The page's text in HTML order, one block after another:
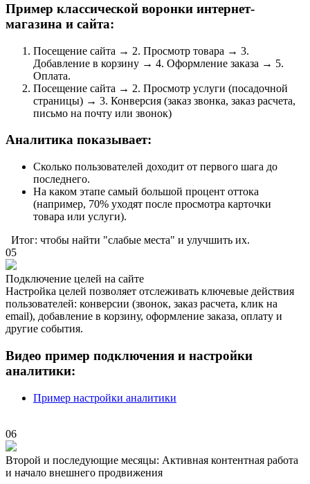
Пример классической воронки интернет-
магазина и сайта:
Посещение сайта → 2. Просмотр товара → 3.
Добавление в корзину → 4. Оформление заказа → 5.
Оплата.
Посещение сайта → 2. Просмотр услуги (посадочной
страницы) → 3. Конверсия (заказ звонка, заказ расчета,
письмо на почту или звонок)
Аналитика показывает:
Сколько пользователей доходит от первого шага до
последнего.
На каком этапе самый большой процент оттока
(например, 70% уходят после просмотра карточки
товара или услуги).
Итог: чтобы найти "слабые места" и улучшить их.
05
Подключение целей на сайте
Настройка целей позволяет отслеживать ключевые действия
пользователей: конверсии (звонок, заказ расчета, клик на
email), добавление в корзину, оформление заказа, оплату и
другие события.
Видео пример подключения и настройки
аналитики:
Пример настройки аналитики
06
Второй и последующие месяцы: Активная контентная работа
и начало внешнего продвижения